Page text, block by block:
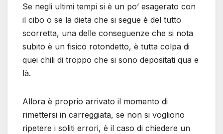
Se negli ultimi tempi si è un po’ esagerato con
il cibo o se la dieta che si segue è del tutto
scorretta, una delle conseguenze che si nota
subito è un fisico rotondetto, è tutta colpa di
quei chili di troppo che si sono depositati qua e
là.
Allora è proprio arrivato il momento di
rimettersi in carreggiata, se non si vogliono
ripetere i soliti errori, è il caso di chiedere un